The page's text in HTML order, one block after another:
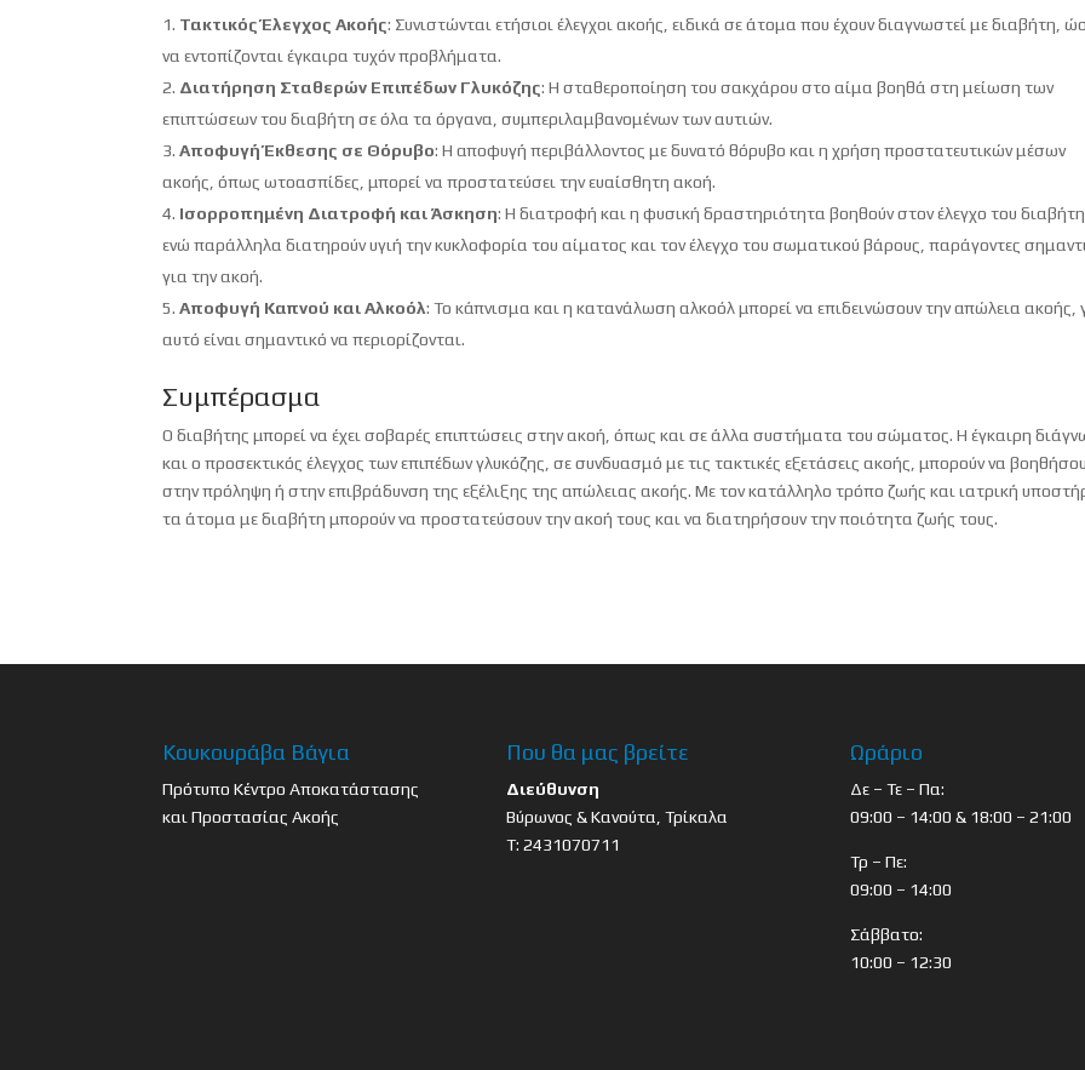
Τακτικός Έλεγχος Ακοής: Συνιστώνται ετήσιοι έλεγχοι ακοής, ειδικά σε άτομα που έχουν διαγνωστεί με διαβήτη,
να εντοπίζονται έγκαιρα τυχόν προβλήματα.
Διατήρηση Σταθερών Επιπέδων Γλυκόζης: Η σταθεροποίηση του σακχάρου στο αίμα βοηθά στη μείωση των
επιπτώσεων του διαβήτη σε όλα τα όργανα, συμπεριλαμβανομένων των αυτιών.
Αποφυγή Έκθεσης σε Θόρυβο: Η αποφυγή περιβάλλοντος με δυνατό θόρυβο και η χρήση προστατευτικών μέσων
ακοής, όπως ωτοασπίδες, μπορεί να προστατεύσει την ευαίσθητη ακοή.
Ισορροπημένη Διατροφή και Άσκηση: Η διατροφή και η φυσική δραστηριότητα βοηθούν στον έλεγχο του διαβήτη,
ενώ παράλληλα διατηρούν υγιή την κυκλοφορία του αίματος και τον έλεγχο του σωματικού βάρους, παράγοντες
για την ακοή.
Αποφυγή Καπνού και Αλκοόλ: Το κάπνισμα και η κατανάλωση αλκοόλ μπορεί να επιδεινώσουν την απώλεια ακοής,
αυτό είναι σημαντικό να περιορίζονται.
Συμπέρασμα
Ο διαβήτης μπορεί να έχει σοβαρές επιπτώσεις στην ακοή, όπως και σε άλλα συστήματα του σώματος. Η έγκαιρη
και ο προσεκτικός έλεγχος των επιπέδων γλυκόζης, σε συνδυασμό με τις τακτικές εξετάσεις ακοής, μπορούν να
στην πρόληψη ή στην επιβράδυνση της εξέλιξης της απώλειας ακοής. Με τον κατάλληλο τρόπο ζωής και ιατρική
τα άτομα με διαβήτη μπορούν να προστατεύσουν την ακοή τους και να διατηρήσουν την ποιότητα ζωής τους.
Κουκουράβα Βάγια
Πρότυπο Κέντρο Αποκατάστασης
και Προστασίας Ακοής
Που θα μας βρείτε
Διεύθυνση
Βύρωνος & Κανούτα, Τρίκαλα
Τ: 2431070711
Ωράριο
Δε – Τε – Πα:
09:00 – 14:00 & 18:00 – 21:00
Τρ – Πε:
09:00 – 14:00
Σάββατο:
10:00 – 12:30